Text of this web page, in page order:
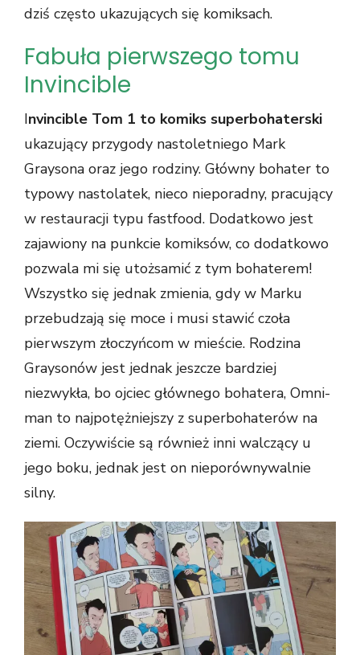
dziś często ukazujących się komiksach.
Fabuła pierwszego tomu
Invincible
Invincible Tom 1 to komiks superbohaterski
ukazujący przygody nastoletniego Mark
Graysona oraz jego rodziny. Główny bohater to
typowy nastolatek, nieco nieporadny, pracujący
w restauracji typu fastfood. Dodatkowo jest
zajawiony na punkcie komiksów, co dodatkowo
pozwala mi się utożsamić z tym bohaterem!
Wszystko się jednak zmienia, gdy w Marku
przebudzają się moce i musi stawić czoła
pierwszym złoczyńcom w mieście. Rodzina
Graysonów jest jednak jeszcze bardziej
niezwykła, bo ojciec głównego bohatera, Omni-
man to najpotężniejszy z superbohaterów na
ziemi. Oczywiście są również inni walczący u
jego boku, jednak jest on nieporównywalnie
silny.